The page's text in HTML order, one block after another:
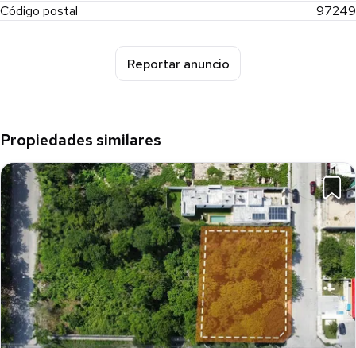
Código postal
97249
Reportar anuncio
Propiedades similares